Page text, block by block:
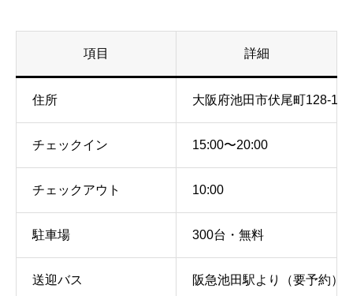
項目 詳細
住所 大阪府池田市伏尾町128-1
チェックイン 15:00〜20:00
チェックアウト 10:00
駐車場 300台・無料
送迎バス 阪急池田駅より（要予約）